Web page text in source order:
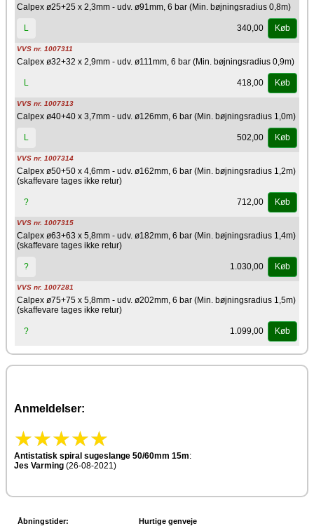
Calpex ø25+25 x 2,3mm - udv. ø91mm, 6 bar (Min. bøjningsradius 0,8m)
L 340,00 Køb
VVS nr. 1007311
Calpex ø32+32 x 2,9mm - udv. ø111mm, 6 bar (Min. bøjningsradius 0,9m)
L 418,00 Køb
VVS nr. 1007313
Calpex ø40+40 x 3,7mm - udv. ø126mm, 6 bar (Min. bøjningsradius 1,0m)
L 502,00 Køb
VVS nr. 1007314
Calpex ø50+50 x 4,6mm - udv. ø162mm, 6 bar (Min. bøjningsradius 1,2m)
(skaffevare tages ikke retur)
? 712,00 Køb
VVS nr. 1007315
Calpex ø63+63 x 5,8mm - udv. ø182mm, 6 bar (Min. bøjningsradius 1,4m)
(skaffevare tages ikke retur)
? 1.030,00 Køb
VVS nr. 1007281
Calpex ø75+75 x 5,8mm - udv. ø202mm, 6 bar (Min. bøjningsradius 1,5m)
(skaffevare tages ikke retur)
? 1.099,00 Køb
Anmeldelser:
Antistatisk spiral sugeslange 50/60mm 15m:
Jes Varming (26-08-2021)
Åbningstider:
Hurtige genveje